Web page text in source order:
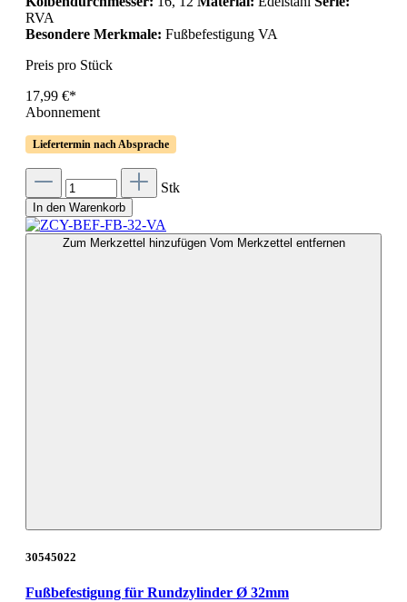
RVA
Besondere Merkmale: Fußbefestigung VA
Preis pro Stück
17,99 €*
Abonnement
Liefertermin nach Absprache
Stk
In den Warenkorb
Zum Merkzettel hinzufügen Vom Merkzettel entfernen
30545022
Fußbefestigung für Rundzylinder Ø 32mm